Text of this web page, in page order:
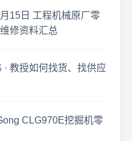
15日 工程机械原厂零
修资料汇总
· 教授如何找货、找供应
CLG970E挖掘机零